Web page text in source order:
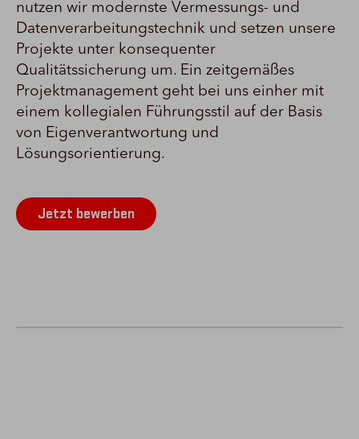
nutzen wir modernste Vermessungs- und
Datenverarbeitungstechnik und setzen unsere
Projekte unter konsequenter
Qualitätssicherung um. Ein zeitgemäßes
Projektmanagement geht bei uns einher mit
einem kollegialen Führungsstil auf der Basis
von Eigenverantwortung und
Lösungsorientierung.
Jetzt bewerben